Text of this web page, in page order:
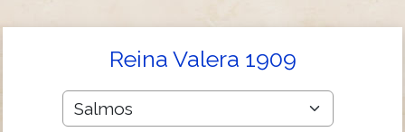
Reina Valera 1909